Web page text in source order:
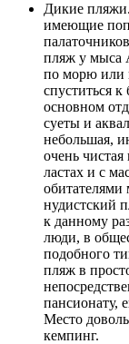
Дикие
имеющие
пляж у мыса
по морю или
спуститься к
основном
суеты и
небольшая,
очень
ластах и с
обитателями
нудистский
к данному
люди, в
подобного
пляж в
пансионату,
Место
кемпинг.